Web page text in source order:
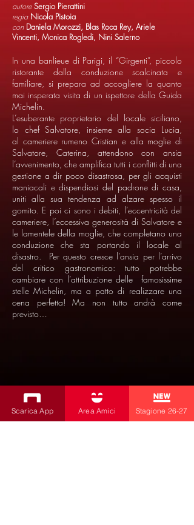
autoreSergio Pierattini
regia Nicola Pistoia
con Daniela Morozzi, Blas Roca Rey, Ariele
Vincenti, Monica Rogledi, Nini Salerno
In una banlieue di Parigi, il “Girgenti”, piccolo
ristorante dalla conduzione scalcinata e
familiare, si prepara ad accogliere la quanto
mai insperata visita di un ispettore della Guida
Michelin.
L’esuberante proprietario del locale siciliano,
lo chef Salvatore, insieme alla socia Lucia,
al cameriere rumeno Cristian e alla moglie di
Salvatore, Caterina, attendono con ansia
l’avvenimento, che amplifica tutti i conflitti di una
gestione a dir poco disastrosa, per gli acquisti
maniacali e dispendiosi del padrone di casa,
uniti alla sua tendenza ad alzare spesso il
gomito. E poi ci sono i debiti, l’eccentricità del
cameriere, l’eccessiva generosità di Salvatore e
le lamentele della moglie, che completano una
conduzione che sta portando il locale al
disastro. Per questo cresce l’ansia per l’arrivo
del critico gastronomico: tutto potrebbe
cambiare con l’attribuzione delle famosissime
stelle Michelin, ma a patto di realizzare una
cena perfetta! Ma non tutto andrà come
previsto…
Scarica App Area Amici Stagione 26-27